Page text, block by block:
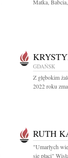
Matka,
GDAŃSK
Z głębokim
2022 roku
RUTH
"Umarłych
się płaci"